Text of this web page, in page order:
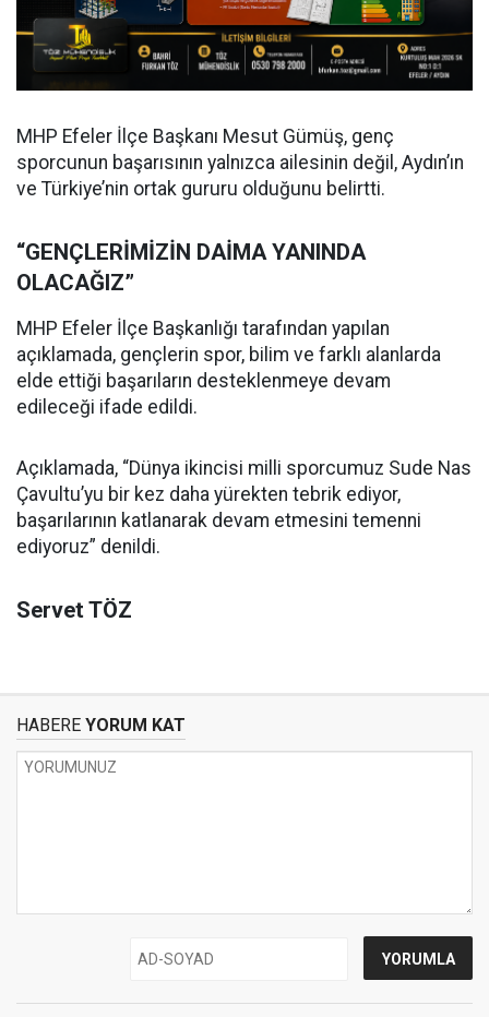
MHP Efeler İlçe Başkanı Mesut Gümüş, genç
sporcunun başarısının yalnızca ailesinin değil, Aydın’ın
ve Türkiye’nin ortak gururu olduğunu belirtti.
“GENÇLERİMİZİN DAİMA YANINDA
OLACAĞIZ”
MHP Efeler İlçe Başkanlığı tarafından yapılan
açıklamada, gençlerin spor, bilim ve farklı alanlarda
elde ettiği başarıların desteklenmeye devam
edileceği ifade edildi.
Açıklamada, “Dünya ikincisi milli sporcumuz Sude Nas
Çavultu’yu bir kez daha yürekten tebrik ediyor,
başarılarının katlanarak devam etmesini temenni
ediyoruz” denildi.
Servet TÖZ
HABERE YORUM KAT